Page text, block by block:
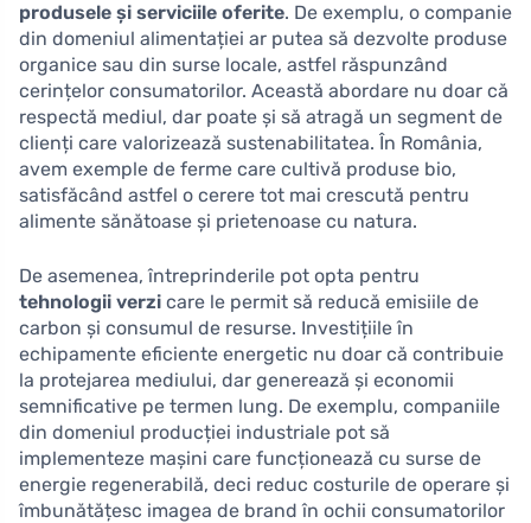
produsele și serviciile oferite. De exemplu, o companie
din domeniul alimentației ar putea să dezvolte produse
organice sau din surse locale, astfel răspunzând
cerințelor consumatorilor. Această abordare nu doar că
respectă mediul, dar poate și să atragă un segment de
clienți care valorizează sustenabilitatea. În România,
avem exemple de ferme care cultivă produse bio,
satisfăcând astfel o cerere tot mai crescută pentru
alimente sănătoase și prietenoase cu natura.
De asemenea, întreprinderile pot opta pentru
tehnologii verzi care le permit să reducă emisiile de
carbon și consumul de resurse. Investițiile în
echipamente eficiente energetic nu doar că contribuie
la protejarea mediului, dar generează și economii
semnificative pe termen lung. De exemplu, companiile
din domeniul producției industriale pot să
implementeze mașini care funcționează cu surse de
energie regenerabilă, deci reduc costurile de operare și
îmbunătățesc imagea de brand în ochii consumatorilor